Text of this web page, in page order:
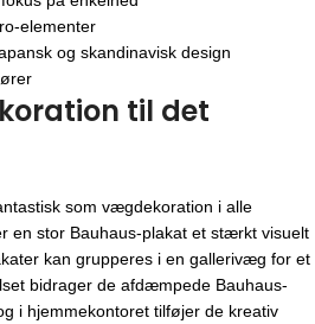
elementer
og skandinavisk design
til det
som vægdekoration i alle
en stor Bauhaus-plakat et stærkt visuelt
kan grupperes i en gallerivæg for et
bidrager de afdæmpede Bauhaus-
i hjemmekontoret tilføjer de kreativ